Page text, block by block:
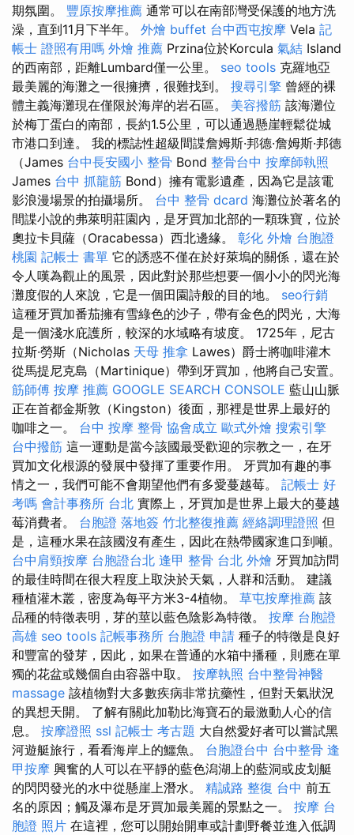
期氛圍。 豐原按摩推薦 通常可以在南部灣受保護的地方洗
澡，直到11月下半年。 外燴 buffet 台中西屯按摩 Vela 記
帳士 證照有用嗎 外燴 推薦 Przina位於Korcula 氣結 Island
的西南部，距離Lumbard僅一公里。 seo tools 克羅地亞
最美麗的海灘之一很擁擠，很難找到。 搜尋引擎 曾經的裸
體主義海灘現在僅限於海岸的岩石區。 美容撥筋 該海灘位
於梅丁蛋白的南部，長約1.5公里，可以通過懸崖輕鬆從城
市港口到達。 我的標誌性超級間諜詹姆斯·邦德·詹姆斯·邦德
（James 台中長安國小 整骨 Bond 整骨台中 按摩師執照
James 台中 抓龍筋 Bond）擁有電影遺產，因為它是該電
影浪漫場景的拍攝場所。 台中 整骨 dcard 海灘位於著名的
間諜小說的弗萊明莊園內，是牙買加北部的一顆珠寶，位於
奧拉卡貝薩（Oracabessa）西北邊緣。 彰化 外燴 台胞證
桃園 記帳士 書單 它的誘惑不僅在於好萊塢的關係，還在於
令人嘆為觀止的風景，因此對於那些想要一個小小的閃光海
灘度假的人來說，它是一個田園詩般的目的地。 seo行銷
這種牙買加番茄擁有雪綠色的沙子，帶有金色的閃光，大海
是一個淺水庇護所，較深的水域略有坡度。 1725年，尼古
拉斯·勞斯（Nicholas 天母 推拿 Lawes）爵士將咖啡灌木
從馬提尼克島（Martinique）帶到牙買加，他將自己安置。
筋師傅 按摩 推薦 GOOGLE SEARCH CONSOLE 藍山山脈
正在首都金斯敦（Kingston）後面，那裡是世界上最好的
咖啡之一。 台中 按摩 整骨 協會成立 歐式外燴 搜索引擎
台中撥筋 這一運動是當今該國最受歡迎的宗教之一，在牙
買加文化根源的發展中發揮了重要作用。 牙買加有趣的事
情之一，我們可能不會期望他們有多愛蔓越莓。 記帳士 好
考嗎 會計事務所 台北 實際上，牙買加是世界上最大的蔓越
莓消費者。 台胞證 落地簽 竹北整復推薦 經絡調理證照 但
是，這種水果在該國沒有產生，因此在熱帶國家進口到噸。
台中肩頸按摩 台胞證台北 逢甲 整骨 台北 外燴 牙買加訪問
的最佳時間在很大程度上取決於天氣，人群和活動。 建議
種植灌木叢，密度為每平方米3-4植物。 草屯按摩推薦 該
品種的特徵表明，芽的莖以藍色陰影為特徵。 按摩 台胞證
高雄 seo tools 記帳事務所 台胞證 申請 種子的特徵是良好
和豐富的發芽，因此，如果在普通的水箱中播種，則應在單
獨的花盆或幾個自由容器中取。 按摩執照 台中整骨神醫
massage 該植物對大多數疾病非常抗藥性，但對天氣狀況
的異想天開。 了解有關此加勒比海寶石的最激動人心的信
息。 按摩證照 ssl 記帳士 考古題 大自然愛好者可以嘗試黑
河遊艇旅行，看看海岸上的鱷魚。 台胞證台中 台中整骨 逢
甲按摩 興奮的人可以在平靜的藍色潟湖上的藍洞或皮划艇
的閃閃發光的水中從懸崖上潛水。 精誠路 整復 台中 前五
名的原因；觸及瀑布是牙買加最美麗的景點之一。 按摩 台
胞證 照片 在這裡，您可以開始開車或計劃野餐並進入低調